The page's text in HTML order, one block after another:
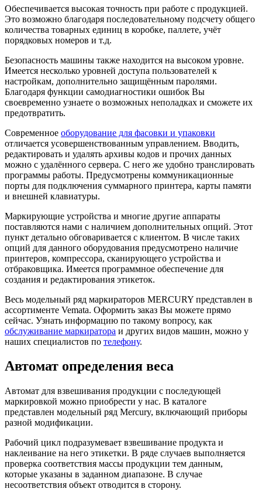
Обеспечивается высокая точность при работе с продукцией.
Это возможно благодаря последовательному подсчету общего
количества товарных единиц в коробке, паллете, учёт
порядковых номеров и т.д.
Безопасность машины также находится на высоком уровне.
Имеется несколько уровней доступа пользователей к
настройкам, дополнительно защищённым паролями.
Благодаря функции самодиагностики ошибок Вы
своевременно узнаете о возможных неполадках и сможете их
предотвратить.
Современное оборудование для фасовки и упаковки
отличается усовершенствованным управлением. Вводить,
редактировать и удалять архивы кодов и прочих данных
можно с удалённого сервера. С него же удобно транслировать
программы работы. Предусмотрены коммуникационные
порты для подключения суммарного принтера, карты памяти
и внешней клавиатуры.
Маркирующие устройства и многие другие аппараты
поставляются нами с наличием дополнительных опций. Этот
пункт детально обговаривается с клиентом. В числе таких
опций для данного оборудования предусмотрено наличие
принтеров, компрессора, сканирующего устройства и
отбраковщика. Имеется программное обеспечение для
создания и редактирования этикеток.
Весь модельный ряд маркираторов MERCURY представлен в
ассортименте Vemata. Оформить заказ Вы можете прямо
сейчас. Узнать информацию по такому вопросу, как
обслуживание маркиратора и других видов машин, можно у
наших специалистов по телефону.
Автомат определения веса
Автомат для взвешивания продукции с последующей
маркировкой можно приобрести у нас. В каталоге
представлен модельный ряд Mercury, включающий приборы
разной модификации.
Рабочий цикл подразумевает взвешивание продукта и
наклеивание на него этикетки. В ряде случаев выполняется
проверка соответствия массы продукции тем данным,
которые указаны в заданном диапазоне. В случае
несоответствия объект отводится в сторону.